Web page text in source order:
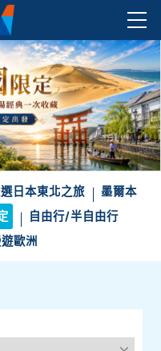
日本東北之旅
墨爾本
自由行/半自由行
歐洲